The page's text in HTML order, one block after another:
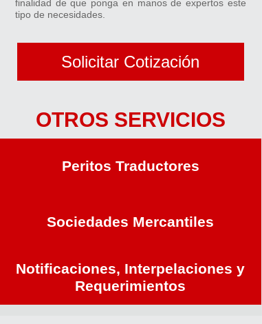
finalidad de que ponga en manos de expertos este
tipo de necesidades.
Solicitar Cotización
OTROS SERVICIOS
Peritos Traductores
Sociedades Mercantiles
Notificaciones, Interpelaciones y
Requerimientos